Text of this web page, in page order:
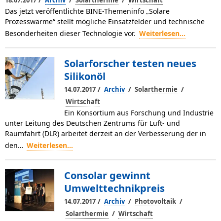
Das jetzt veröffentlichte BINE-Themeninfo „Solare
Prozesswärme“ stellt mögliche Einsatzfelder und technische
Besonderheiten dieser Technologie vor. Weiterlesen...
Solarforscher testen neues
Silikonöl
14.07.2017 / Archiv / Solarthermie /
Wirtschaft
Ein Konsortium aus Forschung und Industrie
unter Leitung des Deutschen Zentrums für Luft- und
Raumfahrt (DLR) arbeitet derzeit an der Verbesserung der in
den… Weiterlesen...
Consolar gewinnt
Umwelttechnikpreis
14.07.2017 / Archiv / Photovoltaik /
Solarthermie / Wirtschaft